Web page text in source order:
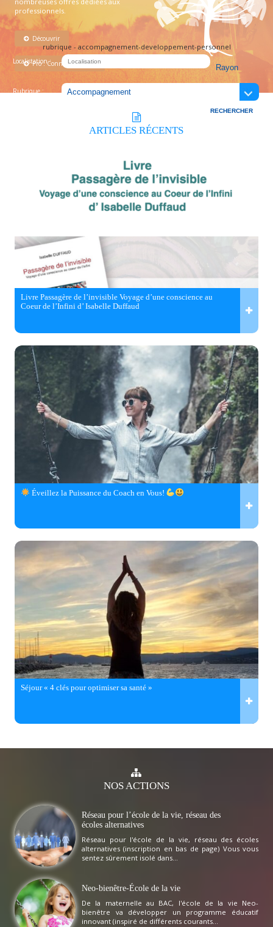
rubrique - accompagnement-developpement-personnel
Localistation :
Rubrique :
professionnels.
Découvrir
Pro : Connectez-vous !
ARTICLES RÉCENTS
Livre Passagère de l’invisible Voyage d’une conscience au
Coeur de l’Infini d’ Isabelle Duffaud
Éveillez la Puissance du Coach en Vous!
Séjour « 4 clés pour optimiser sa santé »
NOSACTIONS
Réseau pour l’école de la vie, réseau des
écoles alternatives
Réseau pour l'école de la vie, réseau des écoles
alternatives (inscription en bas de page) Vous vous
sentez sûrement isolé dans...
Neo-bienêtre-École de la vie
De la maternelle au BAC, l'école de la vie Neo-
bienêtre va développer un programme éducatif
innovant (inspiré de différents courants...